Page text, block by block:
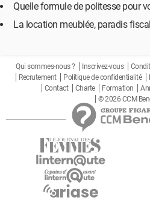
Quelle formule de politesse pour
La location meublée, paradis
Qui sommes-nous ? Inscrivez-vous
Recrutement
Politique de confidentialité
Contact
Charte Formation
© 2026 CCM